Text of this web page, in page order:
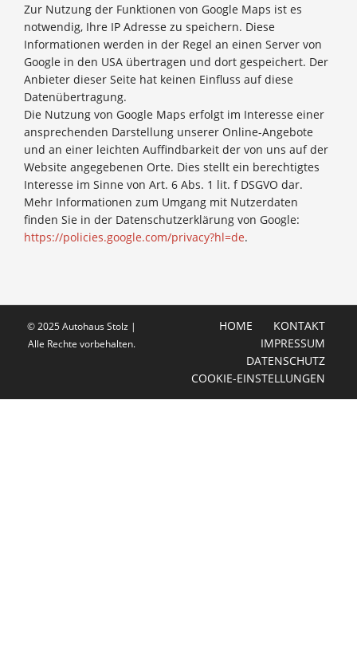
Zur Nutzung der Funktionen von Google Maps ist es
notwendig, Ihre IP Adresse zu speichern. Diese
Informationen werden in der Regel an einen Server von
Google in den USA übertragen und dort gespeichert. Der
Anbieter dieser Seite hat keinen Einfluss auf diese
Datenübertragung.
Die Nutzung von Google Maps erfolgt im Interesse einer
ansprechenden Darstellung unserer Online-Angebote
und an einer leichten Auffindbarkeit der von uns auf der
Website angegebenen Orte. Dies stellt ein berechtigtes
Interesse im Sinne von Art. 6 Abs. 1 lit. f DSGVO dar.
Mehr Informationen zum Umgang mit Nutzerdaten
finden Sie in der Datenschutzerklärung von Google:
https://policies.google.com/privacy?hl=de.
© 2025 Autohaus Stolz |
Alle Rechte vorbehalten.
HOME
KONTAKT
IMPRESSUM
DATENSCHUTZ
COOKIE-EINSTELLUNGEN